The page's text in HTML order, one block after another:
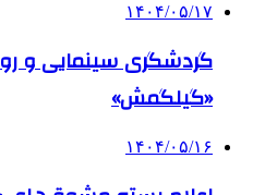
۱۴۰۴/۰۵/۱۷
گردشگری سینمایی و
«گیلگمش»
۱۴۰۴/۰۵/۱۶